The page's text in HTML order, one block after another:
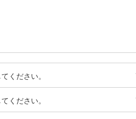
東経：162度05
（162.1度）
ください。
ください。